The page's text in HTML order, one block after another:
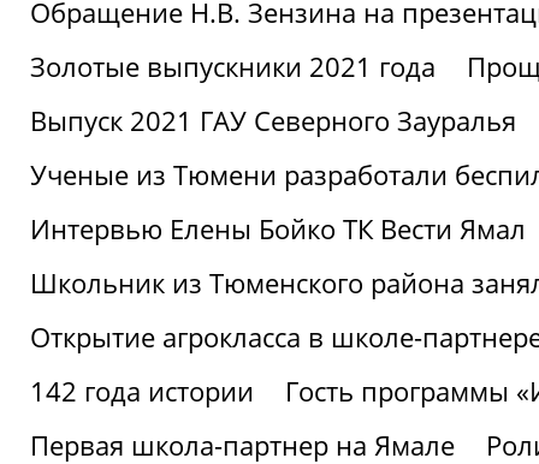
Обращение Н.В. Зензина на
Золотые выпускники 2021 года
Выпуск 2021 ГАУ Северного Зауралья
Ученые из Тюмени разработали
Интервью Елены Бойко ТК Вести Ямал
Школьник из Тюменского района
Открытие агрокласса в школе-
142 года истории
Гость программы
Первая школа-партнер на Ямале